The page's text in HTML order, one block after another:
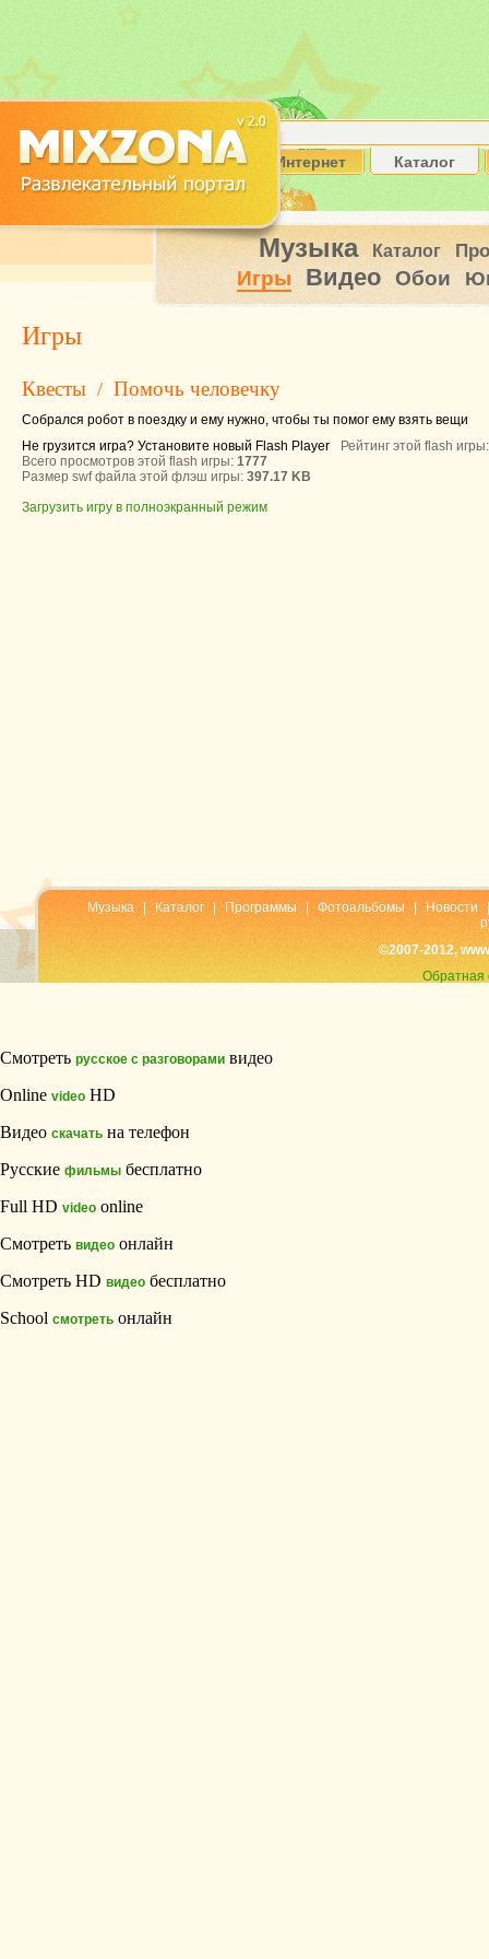
Интернет Каталог
Музыка Каталог
Игры Видео Обои
Игры
Квесты / Помочь человечку
Собрался робот в поездку и ему нужно, чтобы ты помог ему взять вещи
Не грузится игра? Установите новый Flash Player
Рейтинг этой flash
Всего просмотров этой flash игры: 1777
Размер swf файла этой флэш игры: 397.17 KB
Загрузить игру в полноэкранный режим
Музыка Каталог Программы Фотоальбомы Новости
©2007-2012,
Обратная
Смотреть русское с разговорами видео
Online video HD
Видео скачать на телефон
Русские фильмы бесплатно
Full HD video online
Смотреть видео онлайн
Смотреть HD видео бесплатно
School смотреть онлайн